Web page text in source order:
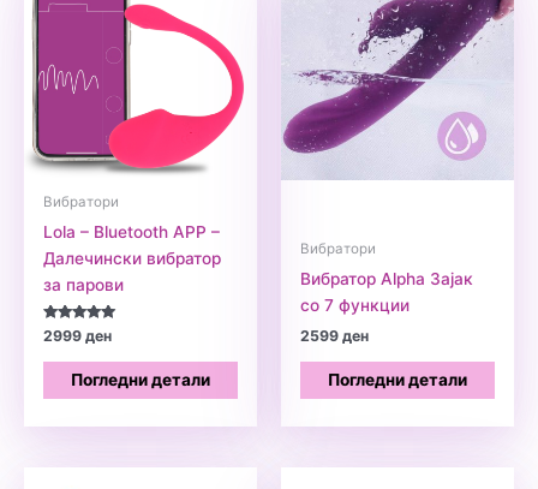
Вибратори
Lola – Bluetooth APP –
Далечински вибратор
за парови
Оценето
5.00
од 5
2999ден
Погледни детали
Вибратори
Вибратор Alpha Зајак
со 7 функции
2599ден
Погледни детали